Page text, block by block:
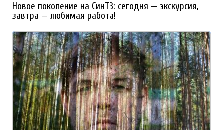
Новое поколение на СинТЗ: сегодня — экскурсия,
завтра — любимая работа!